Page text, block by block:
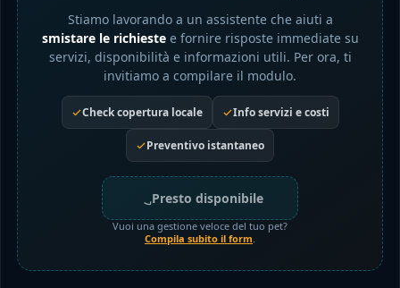
Stiamo lavorando a un assistente che aiuti a
smistare le richiestee fornire risposte immediate su
servizi, disponibilità e informazioni utili. Per ora, ti
invitiamo a compilare il modulo.
Check copertura locale Info servizi e costi
Preventivo istantaneo
Presto disponibile
Vuoi una gestione veloce del tuo pet?
Compila subito il form.